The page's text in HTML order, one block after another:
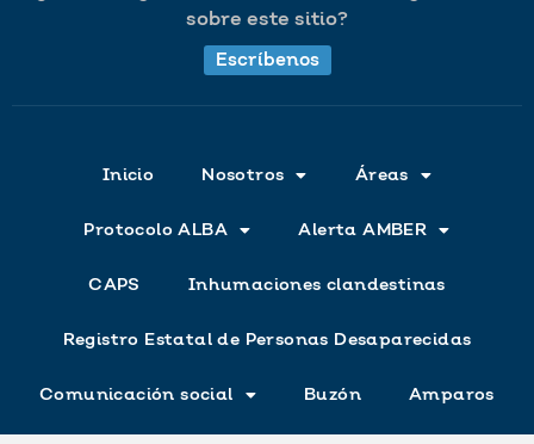
sobre este sitio?
Escríbenos
Inicio Nosotros Áreas
Protocolo ALBA Alerta AMBER
CAPS Inhumaciones clandestinas
Registro Estatal de Personas Desaparecidas
Comunicación social Buzón Amparos